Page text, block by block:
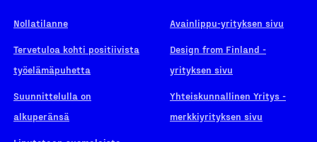
Nollatilanne
Tervetuloa kohti positiivista
työelämäpuhetta
Suunnittelulla on
alkuperänsä
Avainlippu-yrityksen sivu
Design from Finland -
yrityksen sivu
Yhteiskunnallinen Yritys -
merkkiyrityksen sivu